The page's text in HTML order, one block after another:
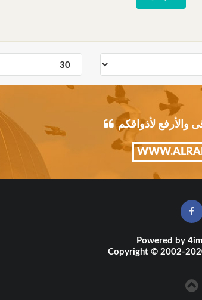
والأرفع لأذواقكم
Powered by
Copyright © 2002-